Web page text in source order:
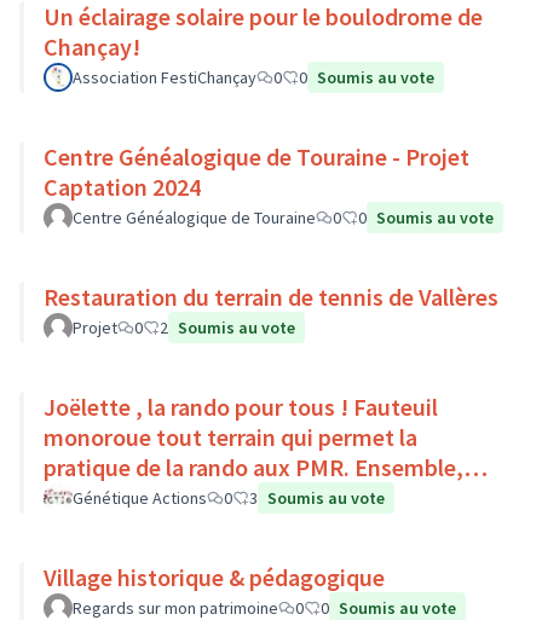
Un éclairage solaire pour le boulodrome de
Chançay!
Association FestiChançay 0 0 Soumis au vote
Centre Généalogique de Touraine - Projet
Captation 2024
Centre Généalogique de Touraine 0 0 Soumis au vote
Restauration du terrain de tennis de Vallères
Projet 0 2 Soumis au vote
Joëlette , la rando pour tous ! Fauteuil
monoroue tout terrain qui permet la
pratique de la rando aux PMR. Ensemble,
faisons du sport :)
Génétique Actions 0 3 Soumis au vote
Village historique & pédagogique
Regards sur mon patrimoine 0 0 Soumis au vote